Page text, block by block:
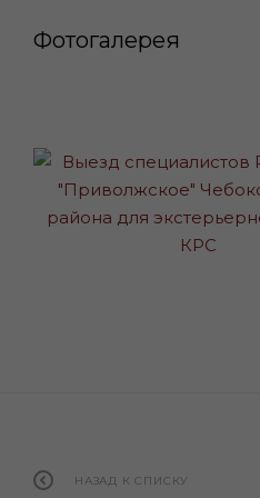
Фотогалерея
НАЗАД К СПИСКУ